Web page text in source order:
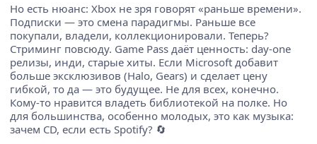
Но есть нюанс: Xbox не зря говорят «раньше времени».
Подписки — это смена парадигмы. Раньше все
покупали, владели, коллекционировали. Теперь?
Стриминг повсюду. Game Pass даёт ценность: day-one
релизы, инди, старые хиты. Если Microsoft добавит
больше эксклюзивов (Halo, Gears) и сделает цену
гибкой, то да — это будущее. Не для всех, конечно.
Кому-то нравится владеть библиотекой на полке. Но
для большинства, особенно молодых, это как музыка:
зачем CD, если есть Spotify? 🔄